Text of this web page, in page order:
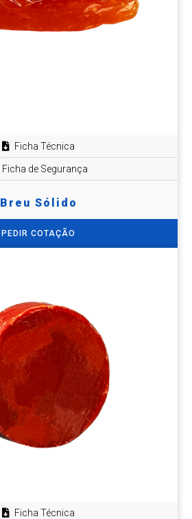
Ficha Técnica
Ficha de Segurança
Breu Sólido
PEDIR COTAÇÃO
Ficha Técnica